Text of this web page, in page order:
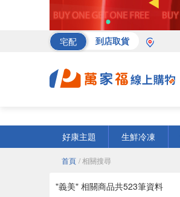
宅配 到店取貨
好康主題
生鮮冷凍
首頁 / 相關搜尋
"義美" 相關商品共523筆資料